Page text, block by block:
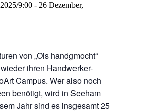
9:00 - 26 Dezember,
von „Ois handgmocht“
ihren Handwerker-
Campus. Wer also noch
benötigt, wird in Seeham
Jahr sind es insgesamt 25